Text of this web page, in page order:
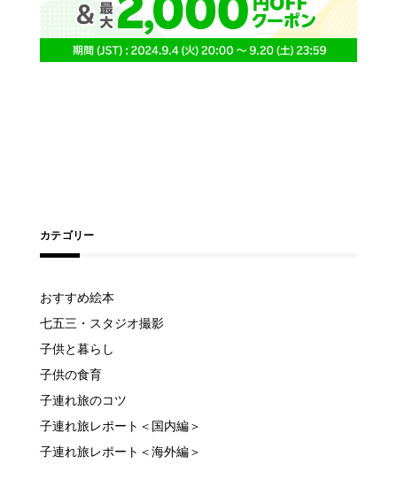
カテゴリー
おすすめ絵本
七五三・スタジオ撮影
子供と暮らし
子供の食育
子連れ旅のコツ
子連れ旅レポート＜国内編＞
子連れ旅レポート＜海外編＞